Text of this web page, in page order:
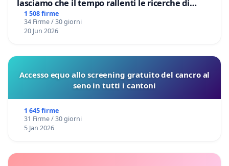
lasciamo che il tempo rallenti le ricerche di
Domenico Racanati
1 508 firme
34 Firme / 30 giorni
20 Jun 2026
Accesso equo allo screening gratuito del cancro al
seno in tutti i cantoni
1 645 firme
31 Firme / 30 giorni
5 Jan 2026